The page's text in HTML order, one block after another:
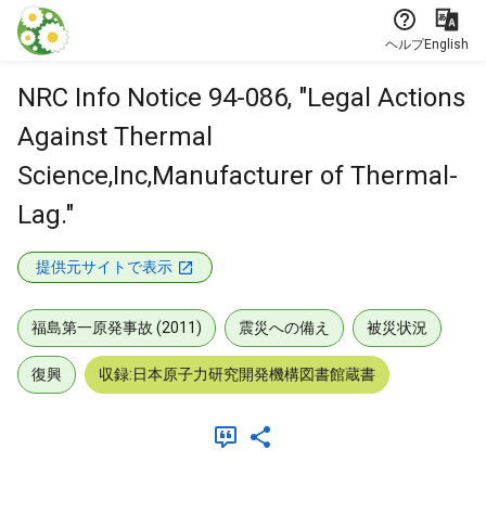
本文に飛ぶ
ヘルプEnglish
NRC Info Notice 94-086, "Legal Actions
Against Thermal
Science,Inc,Manufacturer of Thermal-
Lag."
提供元サイトで表示
福島第一原発事故 (2011) 震災への備え 被災状況
復興 収録:日本原子力研究開発機構図書館蔵書